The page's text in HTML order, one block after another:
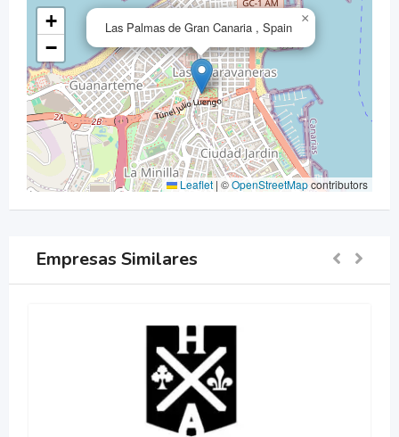
Las Palmas de Gran Canaria , Spain
×
+
−
Leaflet | ©OpenStreetMapcontributors
Empresas Similares